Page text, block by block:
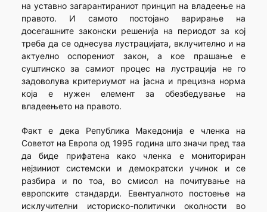
на уставно загарантираниот принцип на владеење на
правото. И самото постојано варирање на
досегашните законски решенија на периодот за кој
треба да се однесува лустрацијата, вклучително и на
актуелно оспорениот закон, а кое прашање е
суштинско за самиот процес на лустрација не го
задоволува критериумот на јасна и прецизна норма
која е нужен елемент за обезбедување на
владеењето на правото.
Факт е дека Република Македонија е членка на
Советот на Европа од 1995 година што значи пред таа
да биде прифатена како членка е мониториран
нејзиниот системски и демократски учинок и се
разбира и по тоа, во смисол на почитување на
европските стандарди. Евентуалното постоење на
исклучителни историско-политички околности во